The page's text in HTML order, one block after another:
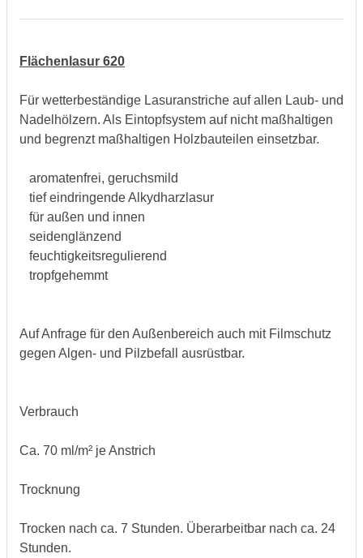
Flächenlasur 620
Für wetterbeständige Lasuranstriche auf allen Laub- und
Nadelhölzern. Als Eintopfsystem auf nicht maßhaltigen
und begrenzt maßhaltigen Holzbauteilen einsetzbar.
aromatenfrei, geruchsmild
tief eindringende Alkydharzlasur
für außen und innen
seidenglänzend
feuchtigkeitsregulierend
tropfgehemmt
Auf Anfrage für den Außenbereich auch mit Filmschutz
gegen Algen- und Pilzbefall ausrüstbar.
Verbrauch
Ca. 70 ml/m² je Anstrich
Trocknung
Trocken nach ca. 7 Stunden. Überarbeitbar nach ca. 24
Stunden.